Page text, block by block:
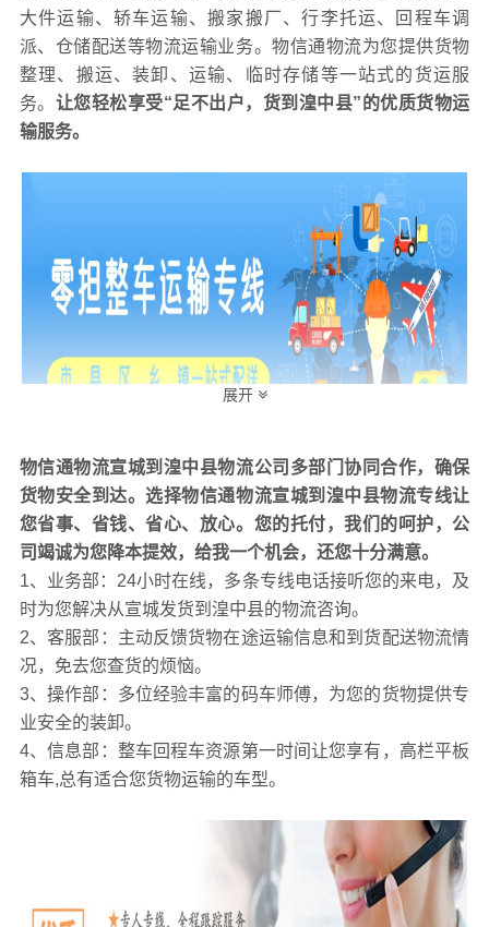
大件运输、轿车运输、搬家搬厂、行李托运、回程车调
派、仓储配送等物流运输业务。物信通物流为您提供货物
整理、搬运、装卸、运输、临时存储等一站式的货运服
务。 让您轻松享受“足不出户，货到 湟中县”的优质货物运
输服务。
宣城到湟中县货物运输操作流程
1、受理货物信息，可电话与我们联系，也可以上门洽谈。
2、提货这个是按客户要求，有些客户自己送货到我们仓库
再由我们分配；也有客户要求我们安排车辆上门提货。
3、装车由操作部进行操作，按照客户要求的时效进行相应
的安排。装车的原则就是车辆空间的合理运用。公司拥有
一批专业的搬运工，认真对待每一位客户的货物。
4、运输配货员将所有货物配载好后，装车完就由司机开车
送往目的地。长途车上至少有两位司机。以保障货物安全
准时到达目的地。
5、到达集散地后就卸货，公司都有自己的搬运工，随到随
分放好，有些货物也可以直接装车（直接由大车车辆转载
到派送车辆上）。为提供配送效率本公司都是采取分、配
6、派送的时效很关键。我公司的操作人员会根据具体的到
展开
物信通物流宣城到湟中县物流公司多部门协同合作，确保
货物安全到达。选择物信通物流宣城到湟中县物流专线让
您省事、省钱、省心、放心。您的托付，我们的呵护，公
司竭诚为您降本提效，给我一个机会，还您十分满意。
1、业务部：24小时在线，多条专线电话接听您的来电，及
时为您解决从宣城发货到湟中县的物流咨询。
2、客服部：主动反馈货物在途运输信息和到货配送物流情
况，免去您查货的烦恼。
3、操作部：多位经验丰富的码车师傅，为您的货物提供专
业安全的装卸。
4、信息部：整车回程车资源第一时间让您享有，高栏平板
箱车,总有适合您货物运输的车型。